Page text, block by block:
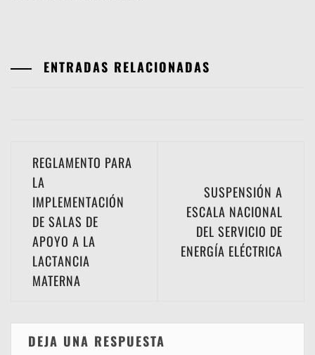
ENTRADAS RELACIONADAS
Navegación
entradas
REGLAMENTO PARA
LA
IMPLEMENTACIÓN
DE SALAS DE
APOYO A LA
LACTANCIA
MATERNA
SUSPENSIÓN A
ESCALA NACIONAL
DEL SERVICIO DE
ENERGÍA ELÉCTRICA
DEJA UNA RESPUESTA